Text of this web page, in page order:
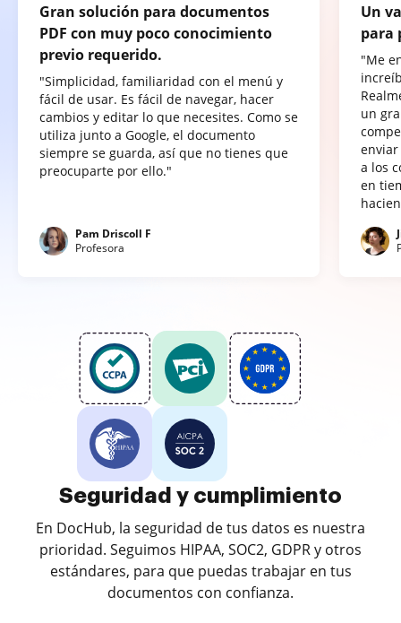
Gran solución para documentos
PDF con muy poco conocimiento
previo requerido.
"Simplicidad, familiaridad con el menú y
fácil de usar. Es fácil de navegar, hacer
cambios y editar lo que necesites. Como se
utiliza junto a Google, el documento
siempre se guarda, así que no tienes que
preocuparte por ello."
Pam Driscoll F
Profesora
Un
para
"Me
un
a los
en
Seguridad y cumplimiento
En DocHub, la seguridad de tus datos es nuestra
prioridad. Seguimos HIPAA, SOC2, GDPR y otros
estándares, para que puedas trabajar en tus
documentos con confianza.